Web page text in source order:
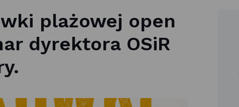
plażowej open
dyrektora OSiR